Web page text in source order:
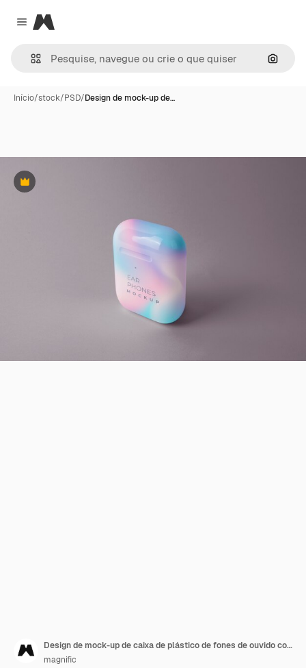
Close menu
Magnific
Início/stock/PSD/Design de mock-up de…
Premium
Design de mock-up de caixa de plástico de fones de ouvido coloridos
magnific